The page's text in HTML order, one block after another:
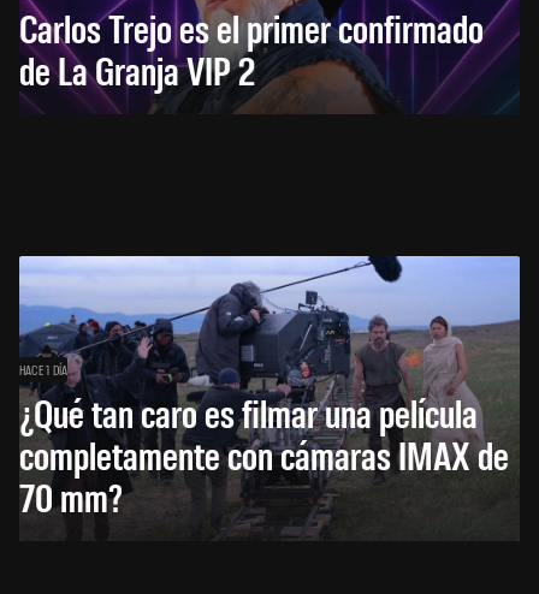
Carlos Trejo es el primer confirmado
de La Granja VIP 2
HACE 1 DÍA
¿Qué tan caro es filmar una película
completamente con cámaras IMAX de
70 mm?